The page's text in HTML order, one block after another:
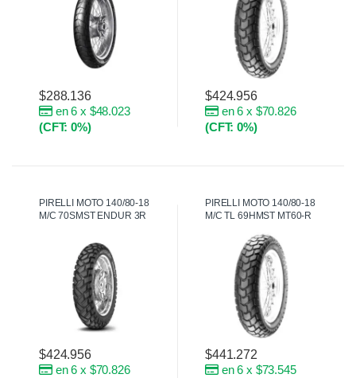
$288.136
en 6 x $48.023
(CFT: 0%)
$424.956
en 6 x $70.826
(CFT: 0%)
PIRELLI MOTO 140/80-18
M/C 70SMST ENDUR 3R
$424.956
en 6 x $70.826
PIRELLI MOTO 140/80-18
M/C TL 69HMST MT60-R
$441.272
en 6 x $73.545